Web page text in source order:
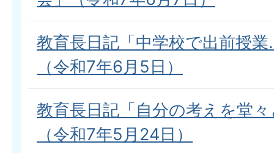
教育長日記「中学校で出前授
（令和7年6月5日）
教育長日記「自分の考えを堂
（令和7年5月24日）